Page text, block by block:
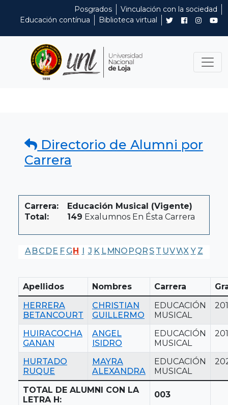
Posgrados
Vinculación con la sociedad
Educación contínua
Biblioteca virtual
Directorio de Alumni por
Carrera
Carrera:
Educación Musical (Vigente)
Total:
149 Exalumnos En Ésta Carrera
A BC DE F GH I J K LMNO PQR S T UVWX Y Z
Apellidos Nombres Carrera
HERRERA
BETANCOURT
CHRISTIAN
GUILLERMO
EDUCACIÓN
MUSICAL
HUIRACOCHA
GANAN
ANGEL
ISIDRO
EDUCACIÓN
MUSICAL
HURTADO
RUQUE
MAYRA
ALEXANDRA
EDUCACIÓN
MUSICAL
TOTAL DE ALUMNI CON LA
LETRA H:
003